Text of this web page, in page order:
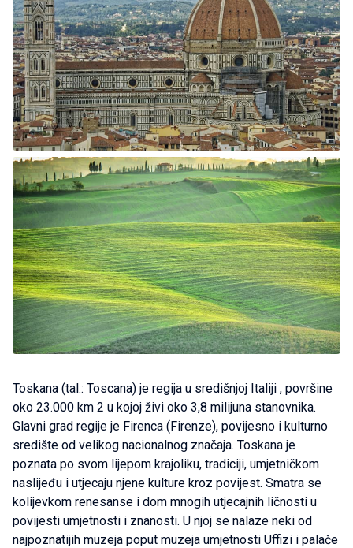
Toskana (tal.: Toscana) je regija u središnjoj Italiji , površine
oko 23.000 km 2 u kojoj živi oko 3,8 milijuna stanovnika.
Glavni grad regije je Firenca (Firenze), povijesno i kulturno
središte od velikog nacionalnog značaja. Toskana je
poznata po svom lijepom krajoliku, tradiciji, umjetničkom
naslijeđu i utjecaju njene kulture kroz povijest. Smatra se
kolijevkom renesanse i dom mnogih utjecajnih ličnosti u
povijesti umjetnosti i znanosti. U njoj se nalaze neki od
najpoznatijih muzeja poput muzeja umjetnosti Uffizi i palače